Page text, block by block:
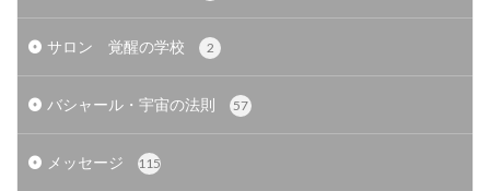
サロン 覚醒の学校 2
バシャール・宇宙の法則 57
メッセージ 115